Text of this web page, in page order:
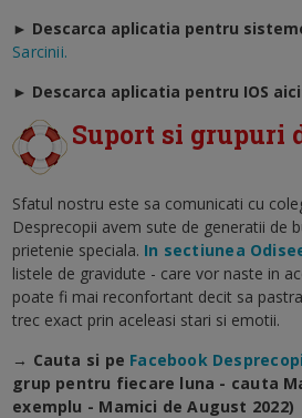
► Descarca aplicatia pentru
Sarcinii.
► Descarca aplicatia pentru IOS
Suport si grupuri
Sfatul nostru este sa comunicati cu
Desprecopii avem sute de generatii de
prietenie speciala. In sectiunea
listele de gravidute - care vor naste in
poate fi mai reconfortant decit sa
trec exact prin aceleasi stari si emotii.
→ Cauta si pe Facebook
grup pentru fiecare luna - cauta
exemplu - Mamici de August 2022)